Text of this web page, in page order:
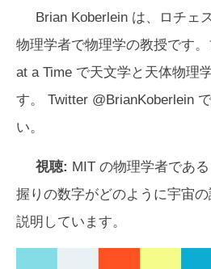
Brian Koberlein は、ロチェ
物理学者で物理学の教授です
at a Time で天文学と天体物理
す。 Twitter @BrianKoberlein
い。
視聴: MIT の物理学者であ
握りの数字がどのように宇宙
説明しています。